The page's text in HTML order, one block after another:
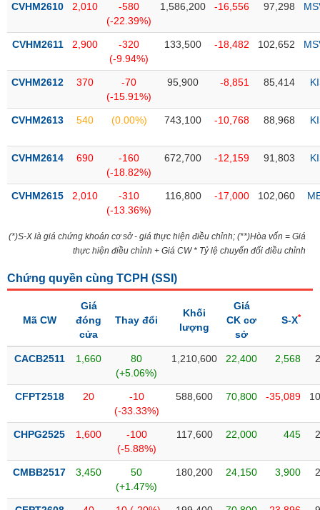
được
quỹ
mục
Cổ
chi
tiết
Tổng
dịch
chính
tích
thuật
sơ
doanh
Tin
sự
CVHM2610 2,010
-580
(-22.39%)
1,586,200 -16,556 97,298
CVHM2611 2,900
-320
(-9.94%)
133,500 -18,482 102,652
CVHM2612 370
-70
(-15.91%)
95,900 -8,851 85,414
CVHM2613 540 (0.00%) 743,100 -10,768 88,968
CVHM2614 690
-160
(-18.82%)
672,700 -12,159 91,803
CVHM2615 2,010
-310
(-13.36%)
116,800 -17,000 102,060
(*)S-X là giá chứng khoán cơ sở - giá thực hiện điều chỉnh; (**)Hòa vốn = Giá
thực hiện điều chỉnh + Giá CW * Tỷ lệ chuyển đổi điều chỉnh
Chứng quyền cùng TCPH (SSI )
Mã CW
Giá
đóng
cửa
Thay đổi
Khối
lượng
Giá
CK cơ
sở
S-X*
CACB2511 1,660
80
(+5.06%)
1,210,600 22,400 2,568
CFPT2518 20
-10
(-33.33%)
588,600 70,800 -35,089
CHPG2525 1,600
-100
(-5.88%)
117,600 22,000 445
CMBB2517 3,450
50
(+1.47%)
180,200 24,150 3,900
DỮ
TIN
MỚI
Ngành
VS-
NĂNG
VẬT
NGHIỆP